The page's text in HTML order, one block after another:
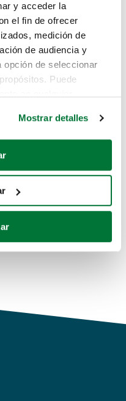
y acceder la
el fin de ofrecer
medición de
de audiencia y
opción de seleccionar
Puede
su ubicación geográfica
activamente
específicas (huellas
cómo se procesan sus
del sitio web con
publicidad y análisis
Mostrar detalles
como
aquí.
que estás
enlaces: